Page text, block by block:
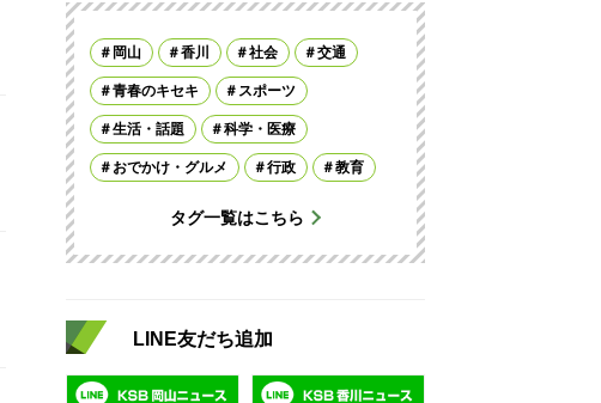
岡山 香川 社会 交通
青春のキセキ スポーツ
生活・話題 科学・医療
おでかけ・グルメ 行政 教育
タグ一覧はこちら
LINE友だち追加